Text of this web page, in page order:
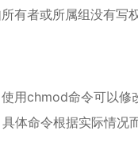
有者或所属组没有写
用chmod命令可以
体命令根据实际情况而